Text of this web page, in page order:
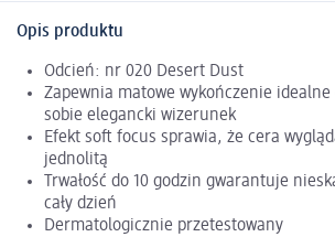
Opis produktu
Odcień: nr 020 Desert Dust
Zapewnia matowe wykończenie
sobie elegancki wizerunek
Efekt soft focus sprawia, że cera
jednolitą
Trwałość do 10 godzin gwarantuje
cały dzień
Dermatologicznie przetestowany